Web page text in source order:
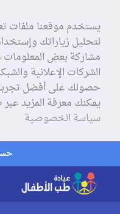
يستخدم موقعنا ملفات
لتحليل زياراتك
الشركات الإعلانية
حصولك على أفضل
يمكنك معرفة المزيد
سياسة الخصوصية